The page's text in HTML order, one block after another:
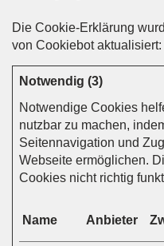
Die Cookie-Erklärung
von Cookiebotaktualisiert:
Notwendig (3)
Notwendige Cookies
nutzbar zu machen,
Seitennavigation und
Webseite ermöglichen.
Cookies nicht richtig
Name Anbieter